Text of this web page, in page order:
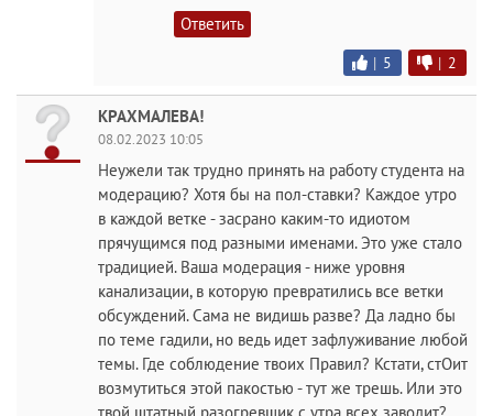
Ответить
| 5 | 2
КРАХМАЛЕВА!
08.02.2023 10:05
Неужели так трудно принять на работу студента на
модерацию? Хотя бы на пол-ставки? Каждое утро
в каждой ветке - засрано каким-то идиотом
прячущимся под разными именами. Это уже стало
традицией. Ваша модерация - ниже уровня
канализации, в которую превратились все ветки
обсуждений. Сама не видишь разве? Да ладно бы
по теме гадили, но ведь идет зафлуживание любой
темы. Где соблюдение твоих Правил? Кстати, стОит
возмутиться этой пакостью - тут же трешь. Или это
твой штатный разогревщик с утра всех заводит?